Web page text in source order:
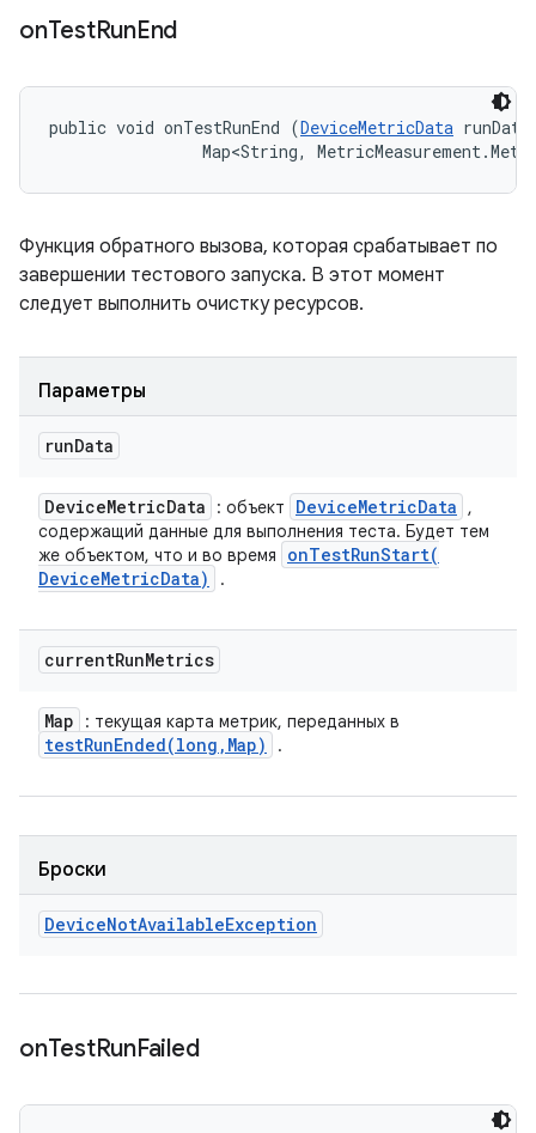
onTestRunEnd
public void onTestRunEnd (DeviceMetricData
Map<String,
Функция обратного вызова, которая срабатывает по
завершении тестового запуска. В этот момент
следует выполнить очистку ресурсов.
Параметры
runData
DeviceMetricData : объект DeviceMetricData
,
содержащий данные для выполнения теста. Будет тем
же объектом, что и во время
onTestRunStart(
DeviceMetricData) .
currentRunMetrics
Map : текущая карта метрик, переданных в
testRunEnded(long , Map) .
Броски
DeviceNotAvailableException
onTestRunFailed